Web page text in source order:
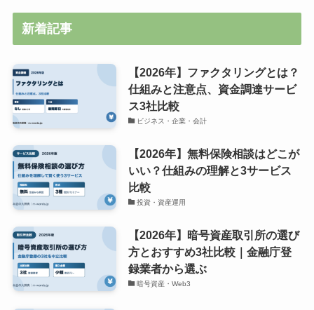
新着記事
【2026年】ファクタリングとは？
仕組みと注意点、資金調達サービ
ス3社比較
ビジネス・企業・会計
【2026年】無料保険相談はどこが
いい？仕組みの理解と3サービス
比較
投資・資産運用
【2026年】暗号資産取引所の選び
方とおすすめ3社比較｜金融庁登
録業者から選ぶ
暗号資産・Web3